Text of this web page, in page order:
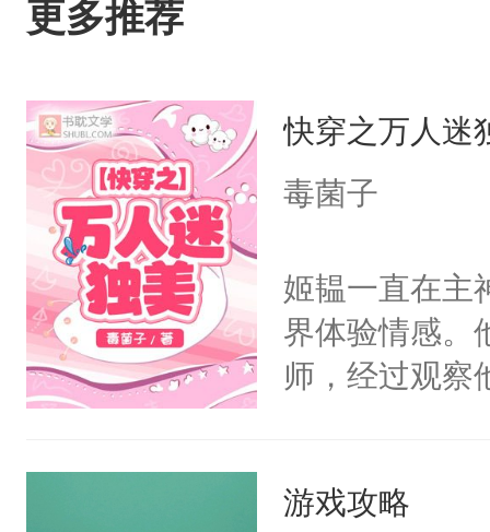
更多推荐
快穿之万人迷
毒菌子
姬韫一直在主
界体验情感。
师，经过观察
义，他决定参
游戏攻略